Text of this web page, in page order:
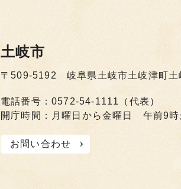
土岐市
〒509-5192 岐阜県土岐市土岐津町土
電話番号：0572-54-1111（代表）
開庁時間：月曜日から金曜日 午前9時
お問い合わせ